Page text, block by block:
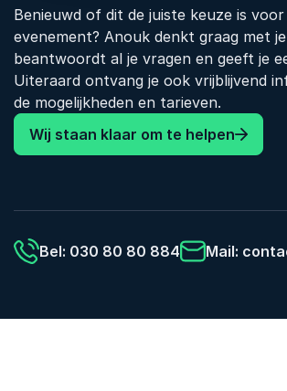
Benieuwd of dit de juiste keuze is
evenement? Anouk denkt graag met
beantwoordt al je vragen en geeft je
Uiteraard ontvang je ook vrijblijvend
de mogelijkheden en tarieven.
Wij staan klaar om te helpen
Bel: 030 80 80 884 Mail: